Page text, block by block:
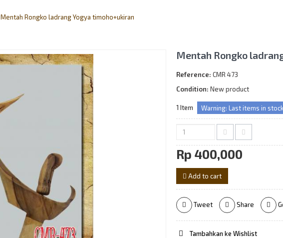
Mentah Rongko ladrang Yogya timoho+ukiran
Mentah Rongko
Reference: CMR 473
Condition: New product
1 Item Warning: Last items in
Rp‎ 400,000
Add to cart
Tweet Share
Tambahkan ke Wishlist